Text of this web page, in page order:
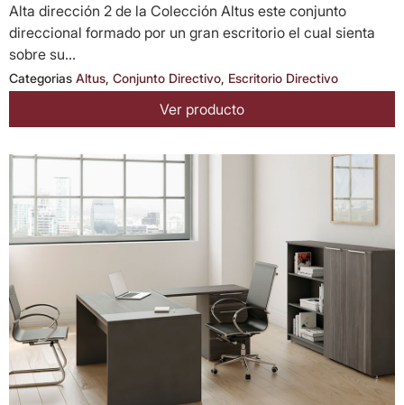
Alta dirección 2 de la Colección Altus este conjunto
direccional formado por un gran escritorio el cual sienta
sobre su...
Categorias Altus, Conjunto Directivo, Escritorio Directivo
Ver producto